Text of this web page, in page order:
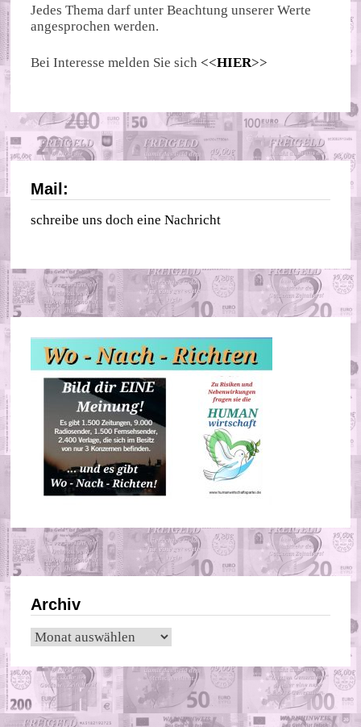
Jedes Thema darf unter Beachtung unserer Werte
angesprochen werden.
Bei Interesse melden Sie sich <<HIER>>
Mail:
schreibe uns doch eine Nachricht
Archiv
Archiv